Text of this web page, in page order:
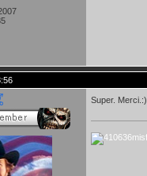
Super. Merci.:)